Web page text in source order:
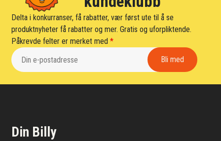
Delta i konkurranser, få rabatter, vær først ute til å se
produktnyheter få rabatter og mer. Gratis og uforpliktende.
Påkrevde felter er merket med*
Din Billy